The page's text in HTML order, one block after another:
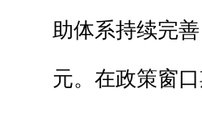
助体系持续完
元。在政策窗